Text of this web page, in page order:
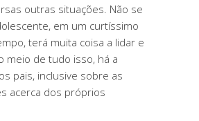
outras situações. Não se
em um curtíssimo
terá muita coisa a lidar e
meio de tudo isso, há a
pais, inclusive sobre as
acerca dos próprios